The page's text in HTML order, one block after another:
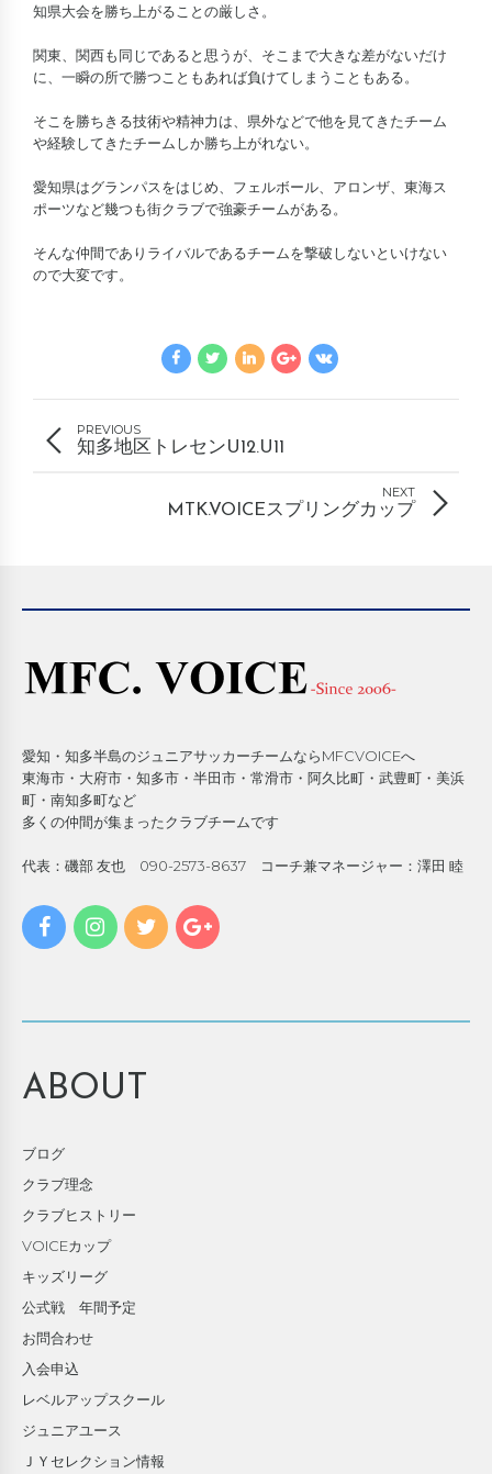
知県大会を勝ち上がることの厳しさ。
関東、関西も同じであると思うが、そこまで大きな差がないだけ
に、一瞬の所で勝つこともあれば負けてしまうこともある。
そこを勝ちきる技術や精神力は、県外などで他を見てきたチーム
や経験してきたチームしか勝ち上がれない。
愛知県はグランパスをはじめ、フェルボール、アロンザ、東海ス
ポーツなど幾つも街クラブで強豪チームがある。
そんな仲間でありライバルであるチームを撃破しないといけない
ので大変です。
PREVIOUS
知多地区トレセンU12.U11
NEXT
MTK.VOICEスプリングカップ
愛知・知多半島のジュニアサッカーチームならMFCVOICEへ
東海市・大府市・知多市・半田市・常滑市・阿久比町・武豊町・美浜
町・南知多町など
多くの仲間が集まったクラブチームです
代表：磯部 友也 090-2573-8637 コーチ兼マネージャー：澤田 睦
ABOUT
ブログ
クラブ理念
クラブヒストリー
VOICEカップ
キッズリーグ
公式戦 年間予定
お問合わせ
入会申込
レベルアップスクール
ジュニアユース
ＪＹセレクション情報